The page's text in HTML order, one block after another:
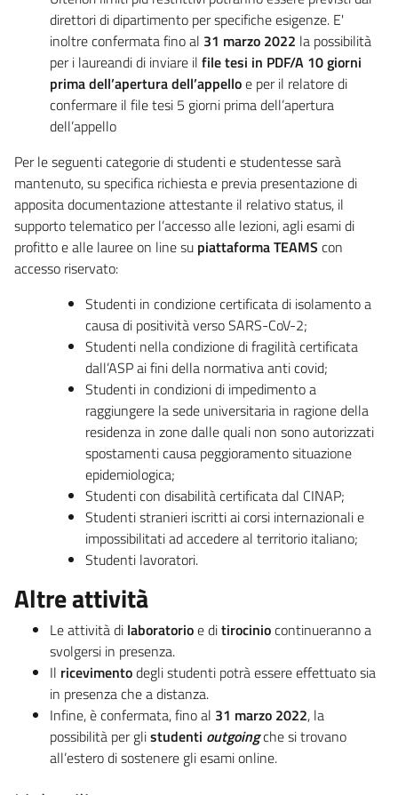
direttori di dipartimento per specifiche esigenze. E'
inoltre confermata fino al 31 marzo 2022 la possibilità
per i laureandi di inviare il file tesi in PDF/A 10 giorni
prima dell’apertura dell’appelloe per il relatore di
confermare il file tesi 5 giorni prima dell’apertura
dell’appello
Per le seguenti categorie di studenti e studentesse sarà
mantenuto, su specifica richiesta e previa presentazione di
apposita documentazione attestante il relativo status, il
supporto telematico per l’accesso alle lezioni, agli esami di
profitto e alle lauree on line su piattaforma TEAMS con
accesso riservato:
Studenti in condizione certificata di isolamento a
causa di positività verso SARS-CoV-2;
Studenti nella condizione di fragilità certificata
dall’ASP ai fini della normativa anti covid;
Studenti in condizioni di impedimento a
raggiungere la sede universitaria in ragione della
residenza in zone dalle quali non sono autorizzati
spostamenti causa peggioramento situazione
epidemiologica;
Studenti con disabilità certificata dal CINAP;
Studenti stranieri iscritti ai corsi internazionali e
impossibilitati ad accedere al territorio italiano;
Studenti lavoratori.
Altre attività
Le attività di laboratorioe ditirociniocontinueranno a
svolgersi in presenza.
Il ricevimentodegli studenti potrà essere effettuato sia
in presenza che a distanza.
Infine, è confermata, fino al 31 marzo 2022, la
possibilità per glistudenti outgoingche si trovano
all’estero di sostenere gli esami online.